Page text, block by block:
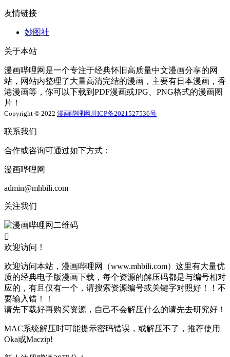
友情链接
妙图社
关于本站
漫画哔哩网是一个专注于经典怀旧高质量中文漫画分享的网
站，网站内整理了大量高清完结的漫画，主要有日本漫画，香
港漫画等，你可以下载到PDF漫画或JPG、PNG格式的漫画图
片！
Copyright © 2022 漫画哔哩网 川ICP备2021527536号
联系我们
合作或咨询可通过如下方式：
漫画哔哩网
admin@mhbili.com
关注我们

欢迎访问！
欢迎访问本站，漫画哔哩网（www.mhbili.com）这里有大量优
质的经典电子版漫画下载，每个资源的解压码都是与编号相对
应的，有且仅有一个，请搜索资源编号或关键字对照好！！不
要输入错！！
请先下载好再购买资源，自己不会解压什么的请先去研究好！
MAC系统解压时可能提示密码错误，或解压不了，推荐使用
Oka或Maczip!